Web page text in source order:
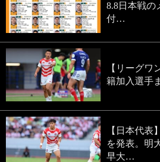
8.8日本戦の
付…
【リーグワ
籍加入選手
【日本代表
を発表。明
早大…